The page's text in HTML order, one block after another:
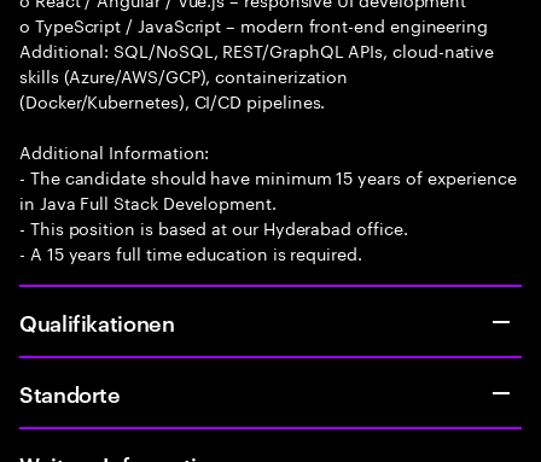
o TypeScript / JavaScript – modern front-end engineering
Additional: SQL/NoSQL, REST/GraphQL APIs, cloud-native
skills (Azure/AWS/GCP), containerization
(Docker/Kubernetes), CI/CD pipelines.
Additional Information:
- The candidate should have minimum 15 years of experience
in Java Full Stack Development.
- This position is based at our Hyderabad office.
- A 15 years full time education is required.
Qualifikationen
Standorte